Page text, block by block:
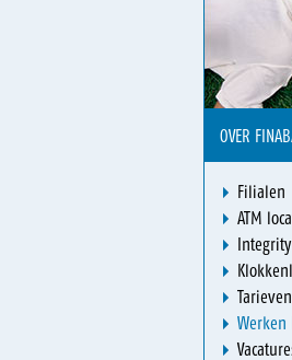
OVER
Filialen
ATM